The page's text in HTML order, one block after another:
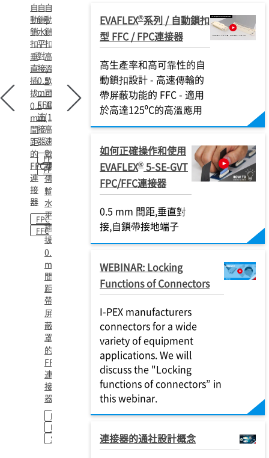
自
動
鎖
扣，
垂
直
插
拔，
0.5
mm
間
距
的
FFC/FPC
連
接
器
FPC
FFC
自
鎖,
水
平
對
接,
0.5
mm,
FFC/FPC
连
接
器
FPC
FFC
自
動
鎖
扣，
高
溫
款
可
選
(105℃)，
高
速
數
據
傳
輸，
水
平
插
拔,
0.5
mm
間
距
帶
屏
蔽
罩
的
FFC/FPC
連
接
器
FPC
FFC
SHIELD FFC
EVAFLEX®系列 / 自動鎖扣
型 FFC / FPC連接器
高生產率和高可靠性的自
動鎖扣設計 - 高速傳輸的
帶屏蔽功能的 FFC - 適用
於高達125⁰C的高溫應用
如何正確操作和使用
EVAFLEX® 5-SE-GVT
FPC/FFC連接器
0.5 mm 間距,垂直對
接,自鎖帶接地端子
WEBINAR: Locking
Functions of Connectors
I-PEX manufacturers
connectors for a wide
variety of equipment
applications. We will
discuss the "Locking
functions of connectors” in
this webinar.
連接器的通社設計概念